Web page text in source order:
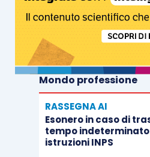
Mondo professione
RASSEGNA AI
Esonero in caso di
tempo
istruzioni INPS